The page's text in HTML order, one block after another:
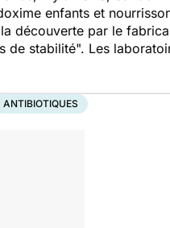
enfants et
découverte par le
de stabilité". Les
ANTIBIOTIQUES